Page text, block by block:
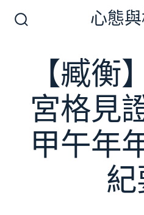
關
心態
【臧衡
宮格見
甲午年